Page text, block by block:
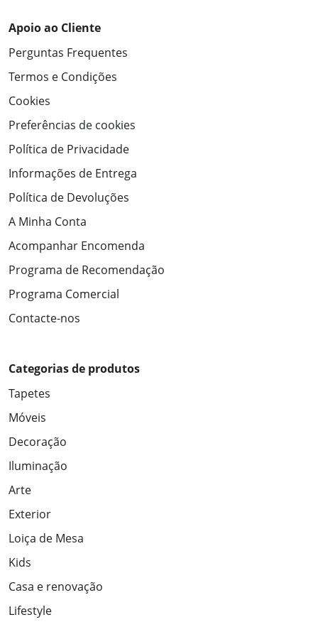
Apoio ao Cliente
Perguntas Frequentes
Termos e Condições
Cookies
Preferências de cookies
Política de Privacidade
Informações de Entrega
Política de Devoluções
A Minha Conta
Acompanhar Encomenda
Programa de Recomendação
Programa Comercial
Contacte-nos
Categorias de produtos
Tapetes
Móveis
Decoração
Iluminação
Arte
Exterior
Loiça de Mesa
Kids
Casa e renovação
Lifestyle